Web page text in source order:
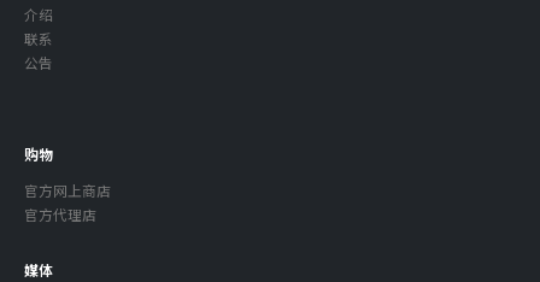
介绍
联系
公告
购物
官方网上商店
官方代理店
媒体